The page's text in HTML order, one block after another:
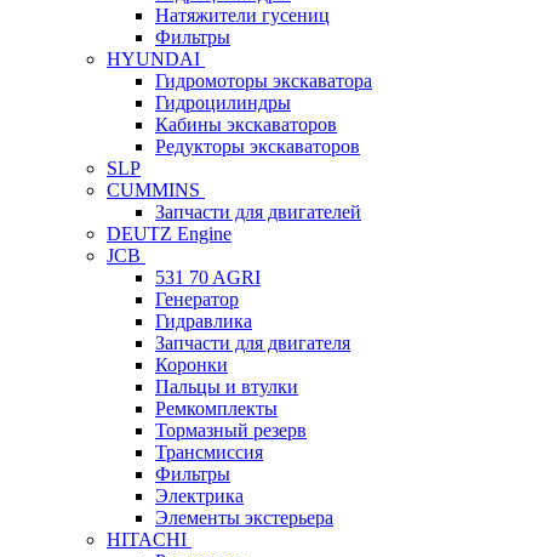
Натяжители гусениц
Фильтры
HYUNDAI
Гидромоторы экскаватора
Гидроцилиндры
Кабины экскаваторов
Редукторы экскаваторов
SLP
CUMMINS
Запчасти для двигателей
DEUTZ Engine
JCB
531 70 AGRI
Генератор
Гидравлика
Запчасти для двигателя
Коронки
Пальцы и втулки
Ремкомплекты
Тормазный резерв
Трансмиссия
Фильтры
Электрика
Элементы экстерьера
HITACHI